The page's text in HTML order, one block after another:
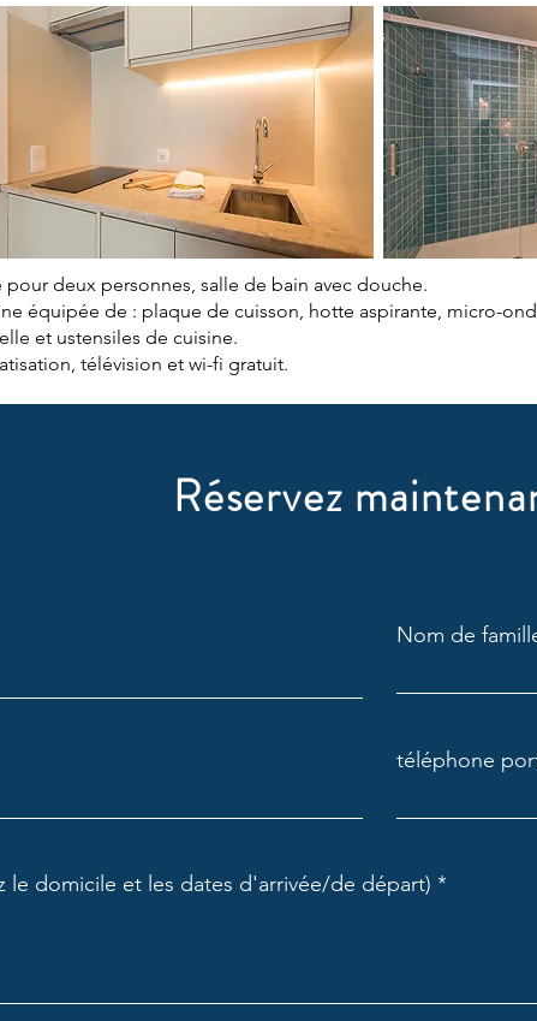
pour deux personnes, salle de bain avec douche.
équipée de : plaque de cuisson, hotte aspirante, micro-
et ustensiles de cuisine.
télévision et wi-fi gratuit.
Réservez
Nom de
téléphone
le domicile et les dates d'arrivée/de départ)